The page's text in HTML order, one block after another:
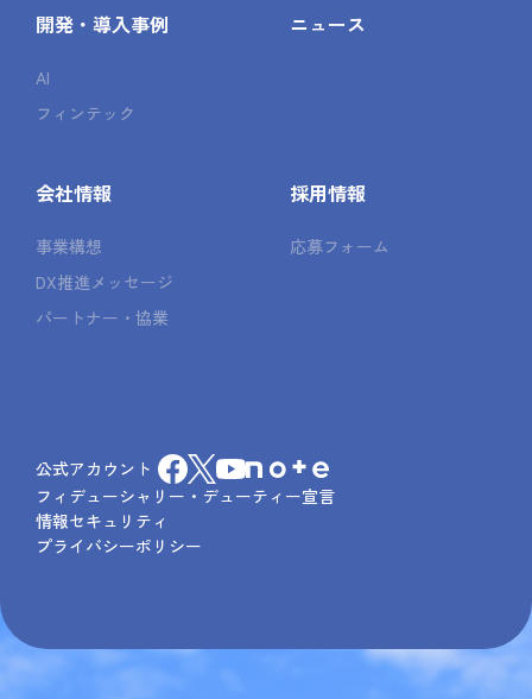
開発・導入事例
AI
フィンテック
ニュース
会社情報
事業構想
DX推進メッセージ
パートナー・協業
採用情報
応募フォーム
公式アカウント
フィデューシャリー・デューティー宣言
情報セキュリティ
プライバシーポリシー